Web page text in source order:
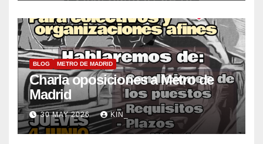
BLOG METRO DE MADRID
Charla oposiciones a Metro de
Madrid
30 MAY 2026 KIN_